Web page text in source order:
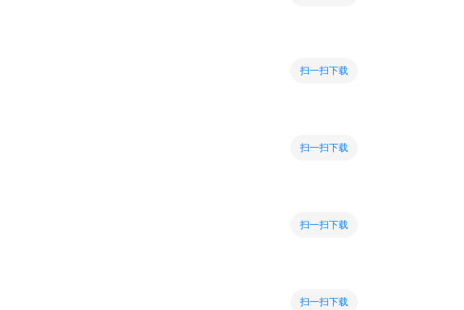
扫一扫下载
扫一扫下载
扫一扫下载
扫一扫下载